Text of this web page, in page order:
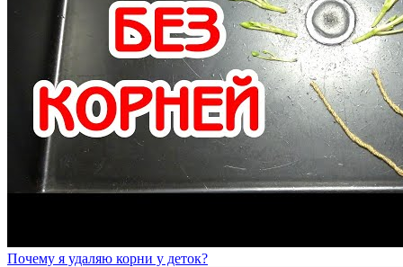
Почему я удаляю корни у деток?